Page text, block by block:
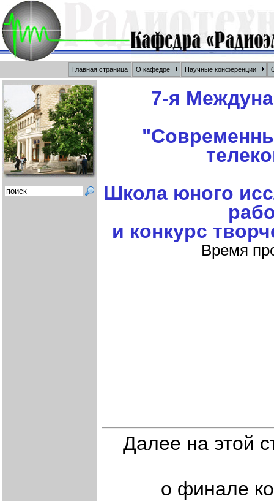
Главная страница О кафедре Научные конференции
7-я
Школа юного
и конкурс
Время
Далее на этой
о финале